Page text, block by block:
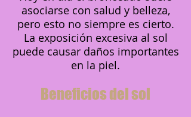
asociarse con salud y belleza,
pero esto no siempre es cierto.
La exposición excesiva al sol
puede causar daños importantes
en la piel.
Beneficios del sol